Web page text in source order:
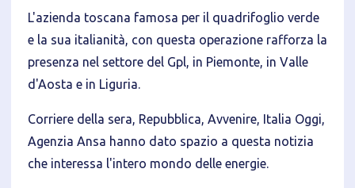
L'azienda toscana famosa per il quadrifoglio verde
e la sua italianità, con questa operazione rafforza la
presenza nel settore del Gpl, in Piemonte, in Valle
d'Aosta e in Liguria.
Corriere della sera, Repubblica, Avvenire, Italia Oggi,
Agenzia Ansa hanno dato spazio a questa notizia
che interessa l'intero mondo delle energie.
Tecnici
Accetto l'utilizzo di cookie tecnici (obbligatori per